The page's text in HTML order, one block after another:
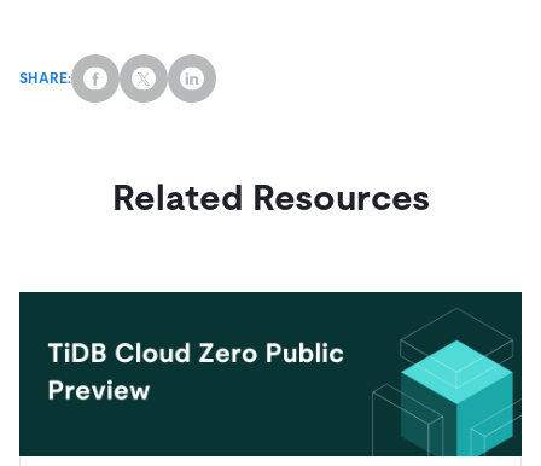
SHARE:
Related Resources